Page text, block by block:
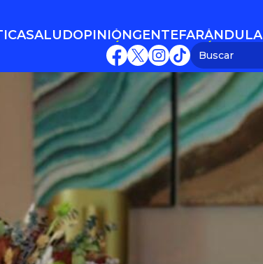
SALUDOPINIÓN
OPINIÓN
GENTE
GENTE
FARÁNDULA
FARÁNDULA